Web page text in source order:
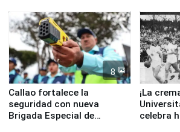
8
Callao fortalece la
seguridad con nueva
Brigada Especial de
¡La
celebra